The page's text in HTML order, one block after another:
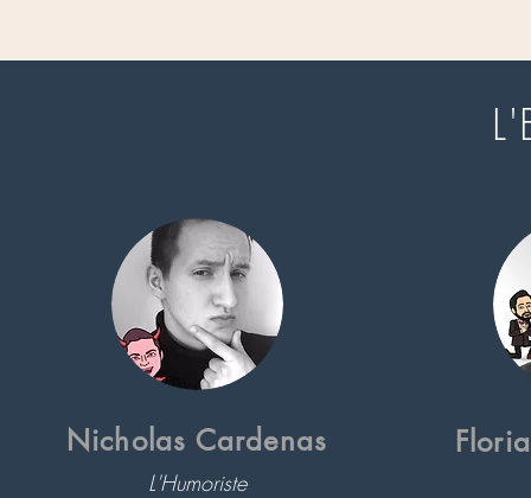
Nicholas Cardenas
L'Humoriste